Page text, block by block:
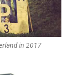
in 2017